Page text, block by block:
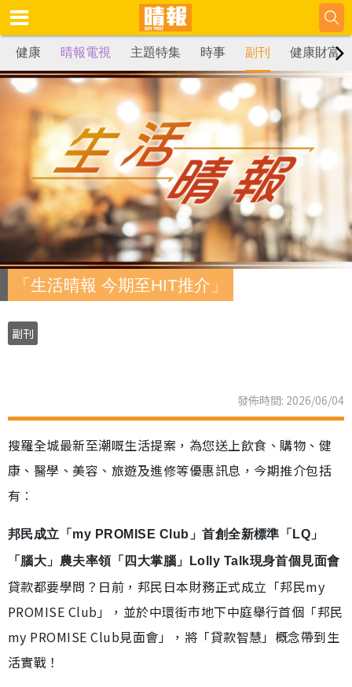
健康 晴報電視 主題特集 時事 副刊 健康財富
「生活晴報 今期至HIT推介」
副刊
發佈時間: 2026/06/04
搜羅全城最新至潮嘅生活提案，為您送上飲食、購物、健
康、醫學、美容、旅遊及進修等優惠訊息，今期推介包括
有︰
邦民成立「my PROMISE Club」首創全新標準「LQ」
「腦大」農夫率領「四大掌腦」Lolly Talk現身首個見面會
貸款都要學問？日前，邦民日本財務正式成立「邦民my
PROMISE Club」，並於中環街市地下中庭舉行首個「邦民
my PROMISE Club見面會」，將「貸款智慧」概念帶到生
活實戰！